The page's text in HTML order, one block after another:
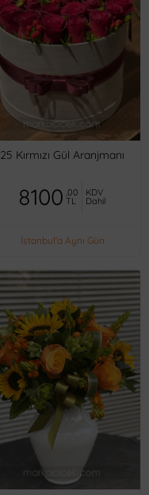
25 Kırmızı Gül Aranjmanı
8100 ,00
TL
KDV
Dahil
İstanbul'a Aynı Gün